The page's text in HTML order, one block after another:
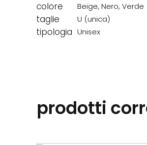
colore Beige, Nero, Verde
taglie U (unica)
tipologia Unisex
prodotti